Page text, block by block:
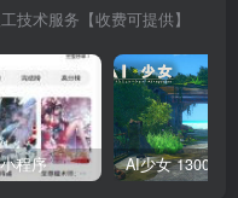
技术服务【收费可提供】
程序